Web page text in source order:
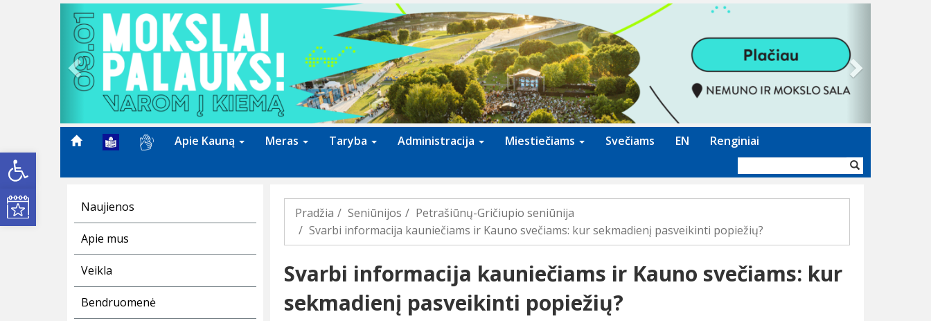
Open toolbar
Kultūros renginiai
Previous
Apie Kauną Meras Taryba Administracija Miestiečiams Svečiams EN Renginiai
forma
Naujienos
Apie mus
Veikla
Bendruomenė
Pradžia Seniūnijos
Petrašiūnų-Gričiupio seniūnija
Svarbi informacija kauniečiams ir Kauno svečiams: kur sekmadienį pasveikinti popiežių?
Svarbi informacija kauniečiams ir Kauno svečiams: kur
sekmadienį pasveikinti popiežių?